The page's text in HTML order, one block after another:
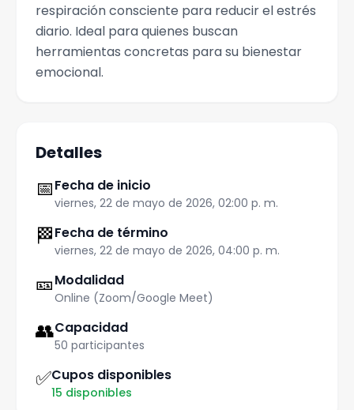
respiración consciente para reducir el estrés
diario. Ideal para quienes buscan
herramientas concretas para su bienestar
emocional.
Detalles
📅Fecha de inicio
viernes, 22 de mayo de 2026, 02:00 p. m.
🏁Fecha de término
viernes, 22 de mayo de 2026, 04:00 p. m.
🎫Modalidad
Online (Zoom/Google Meet)
👥Capacidad
50 participantes
✅Cupos disponibles
15 disponibles